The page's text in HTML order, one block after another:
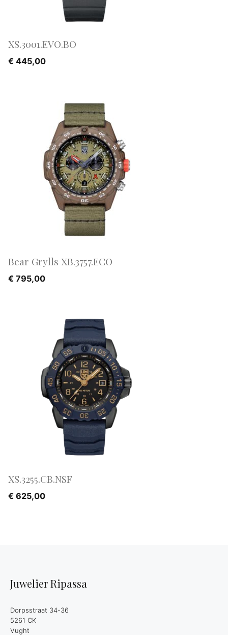
XS.3001.EVO.BO
€ 445,00
Bear Grylls XB.3757.ECO
€ 795,00
XS.3255.CB.NSF
€ 625,00
Juwelier Ripassa
Dorpsstraat 34-36
5261 CK
Vught